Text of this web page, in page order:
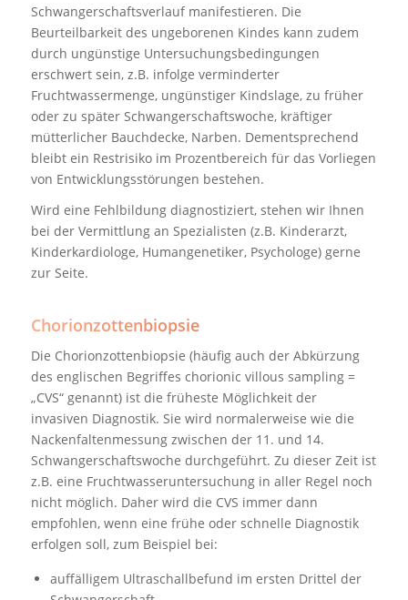
Schwangerschaftsverlauf manifestieren. Die
Beurteilbarkeit des ungeborenen Kindes kann zudem
durch ungünstige Untersuchungsbedingungen
erschwert sein, z.B. infolge verminderter
Fruchtwassermenge, ungünstiger Kindslage, zu früher
oder zu später Schwangerschaftswoche, kräftiger
mütterlicher Bauchdecke, Narben. Dementsprechend
bleibt ein Restrisiko im Prozentbereich für das Vorliegen
von Entwicklungsstörungen bestehen.
Wird eine Fehlbildung diagnostiziert, stehen wir Ihnen
bei der Vermittlung an Spezialisten (z.B. Kinderarzt,
Kinderkardiologe, Humangenetiker, Psychologe) gerne
zur Seite.
Chorionzottenbiopsie
Die Chorionzottenbiopsie (häufig auch der Abkürzung
des englischen Begriffes chorionic villous sampling =
„CVS“ genannt) ist die früheste Möglichkeit der
invasiven Diagnostik. Sie wird normalerweise wie die
Nackenfaltenmessung zwischen der 11. und 14.
Schwangerschaftswoche durchgeführt. Zu dieser Zeit ist
z.B. eine Fruchtwasseruntersuchung in aller Regel noch
nicht möglich. Daher wird die CVS immer dann
empfohlen, wenn eine frühe oder schnelle Diagnostik
erfolgen soll, zum Beispiel bei:
auffälligem Ultraschallbefund im ersten Drittel der